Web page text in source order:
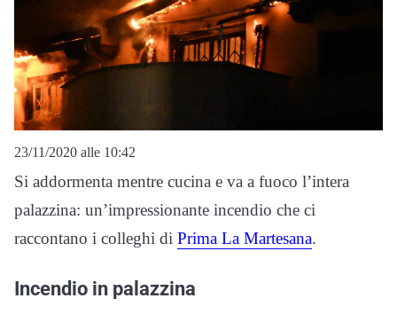
23/11/2020 alle 10:42
Si addormenta mentre cucina e va a fuoco l’intera
palazzina: un’impressionante incendio che ci
raccontano i colleghi di Prima La Martesana.
Incendio in palazzina